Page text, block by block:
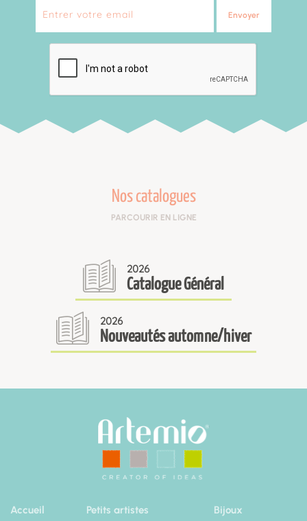
Envoyer
Nos catalogues
PARCOURIR EN LIGNE
2026
Catalogue Général
2026
Nouveautés automne/hiver
Accueil Petits artistes Bijoux